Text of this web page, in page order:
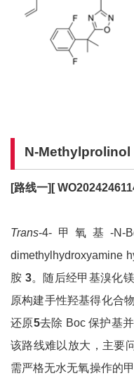
[路线一][
Trans-4-甲氧基-N-
dimethylhydroxyamine
胺 3。随后经甲基溴化
原构建手性羟基得化合物
还原5去除 Boc 保护基
该路线难以放大，主要
需严格无水无氧操作的